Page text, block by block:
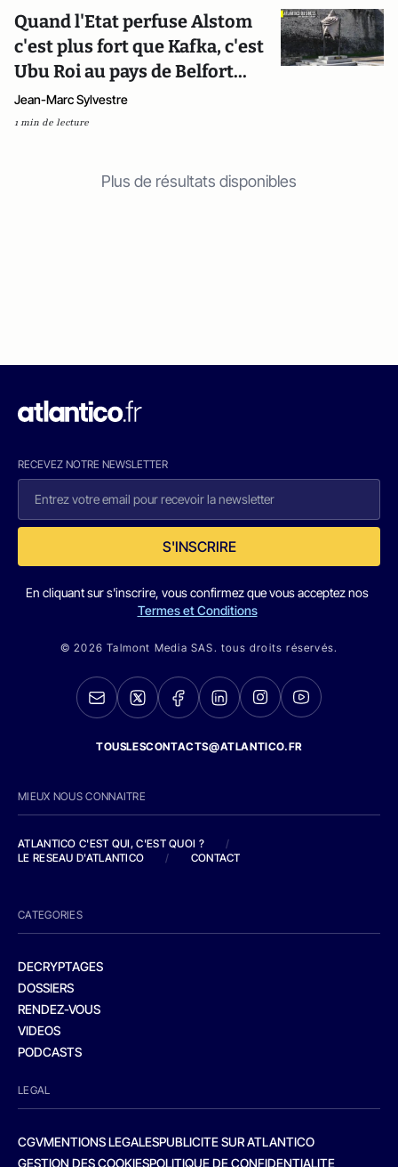
Quand l'Etat perfuse Alstom
c'est plus fort que Kafka, c'est
Ubu Roi au pays de Belfort...
Jean-Marc Sylvestre
1 min de lecture
Plus de résultats disponibles
RECEVEZ NOTRE NEWSLETTER
S'INSCRIRE
En cliquant sur s'inscrire, vous confirmez que vous acceptez nos
Termes et Conditions
© 2026 Talmont Media SAS. tous droits réservés.
TOUSLESCONTACTS@ATLANTICO.FR
MIEUX NOUS CONNAITRE
ATLANTICO C'EST QUI, C'EST QUOI ?
/
LE RESEAU D'ATLANTICO
/ CONTACT
CATEGORIES
DECRYPTAGES
DOSSIERS
RENDEZ-VOUS
VIDEOS
PODCASTS
LEGAL
CGVMENTIONS LEGALESPUBLICITE SUR ATLANTICO
GESTION DES COOKIESPOLITIQUE DE CONFIDENTIALITE